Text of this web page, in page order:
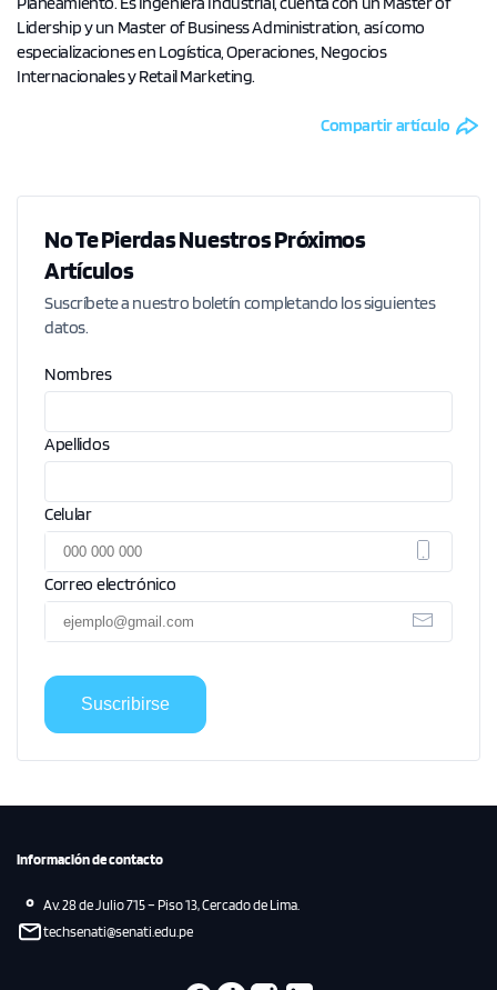
Lidership y un Master of Business Administration, así como
especializaciones en Logística, Operaciones, Negocios
Internacionales y Retail Marketing.
Compartir artículo
No Te Pierdas Nuestros Próximos
Artículos
Suscríbete a nuestro boletín completando los siguientes
datos.
Nombres
Apellidos
Celular
Correo electrónico
Suscribirse
Información de contacto
Av. 28 de Julio 715 – Piso 13, Cercado de Lima.
techsenati@senati.edu.pe